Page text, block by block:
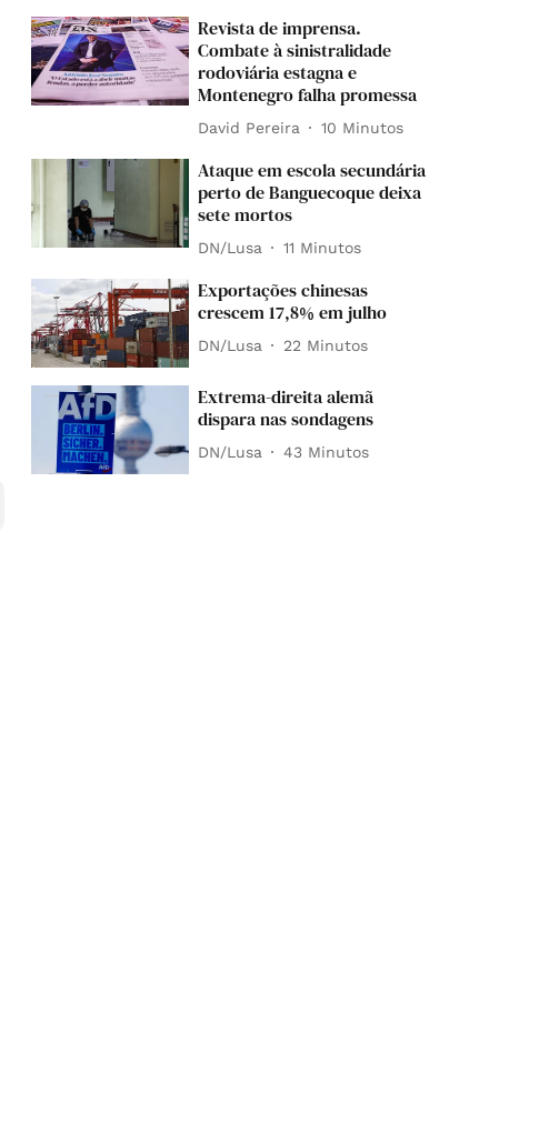
Revista de imprensa.
Combate à sinistralidade
rodoviária estagna e
Montenegro falha promessa
David Pereira 10 Minutos
Ataque em escola secundária
perto de Banguecoque deixa
sete mortos
DN/Lusa 11 Minutos
Exportações chinesas
crescem 17,8% em julho
DN/Lusa 22 Minutos
Extrema-direita alemã
dispara nas sondagens
DN/Lusa 43 Minutos